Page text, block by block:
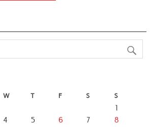
W T F S S
1
4 5 6 7
8